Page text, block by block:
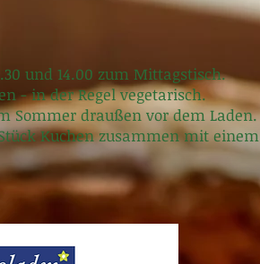
und 14.00 zum Mittagstisch.
- in der Regel vegetarisch.
Sommer draußen vor dem Laden.
Kuchen zusammen mit einem